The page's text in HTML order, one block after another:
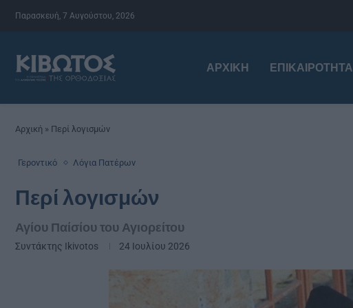
Παρασκευή, 7 Αυγούστου, 2026
ΑΡΧΙΚΉ ΕΠΙΚΑΙΡΌΤΗΤΑ
Αρχική » Περί λογισμών
Γεροντικό Λόγια Πατέρων
Περί λογισμών
Αγίου Παίσίου του Αγιορείτου
Συντάκτης Ikivotos 24 Ιουλίου 2026